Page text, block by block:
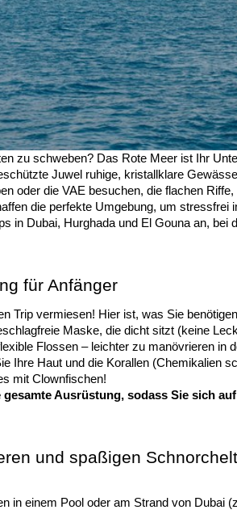
zu schweben? Das Rote Meer ist Ihr
Juwel ruhige, kristallklare
oder die VAE besuchen, die flachen
die perfekte Umgebung, um stressfrei
in Dubai, Hurghada und El Gouna an, bei
für Anfänger
Trip vermiesen! Hier ist, was Sie
Maske, die dicht sitzt (keine
Flossen – leichter zu manövrieren in
Ihre Haut und die Korallen (Chemikalien
mit Clownfischen!
Ausrüstung, sodass Sie sich
und spaßigen
in einem Pool oder am Strand von Dubai